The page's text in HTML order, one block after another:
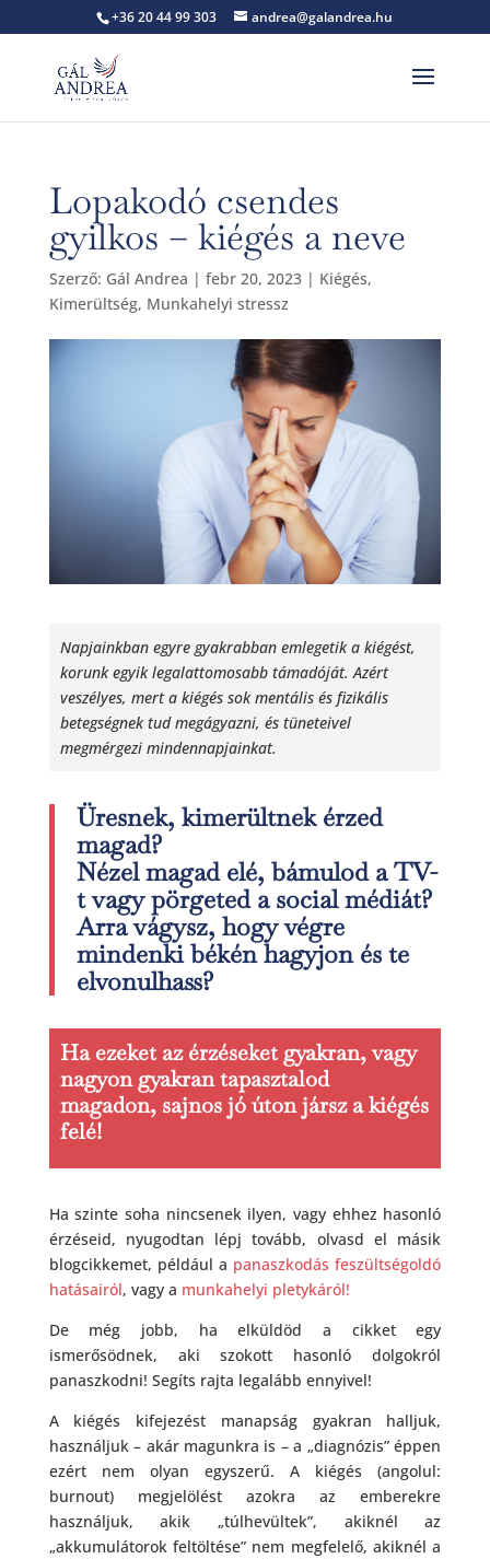
+36 20 44 99 303 andrea@galandrea.hu
Lopakodó csendes
gyilkos – kiégés a neve
Szerző: Gál Andrea | febr 20, 2023| Kiégés,
Kimerültség, Munkahelyi stressz
Napjainkban egyre gyakrabban emlegetik a kiégést,
korunk egyik legalattomosabb támadóját. Azért
veszélyes, mert a kiégés sok mentális és fizikális
betegségnek tud megágyazni, és tüneteivel
megmérgezi mindennapjainkat.
Üresnek, kimerültnek érzed
magad?
Nézel magad elé, bámulod a TV-
t vagy pörgeted a social médiát?
Arra vágysz, hogy végre
mindenki békén hagyjon és te
elvonulhass?
Ha ezeket az érzéseket gyakran, vagy
nagyon gyakran tapasztalod
magadon, sajnos jó úton jársz a kiégés
felé!
Ha szinte soha nincsenek ilyen, vagy ehhez hasonló
érzéseid, nyugodtan lépj tovább, olvasd el másik
blogcikkemet, például a panaszkodás feszültségoldó
hatásairól, vagy a munkahelyi pletykáról!
De még jobb, ha elküldöd a cikket egy
ismerősödnek, aki szokott hasonló dolgokról
panaszkodni! Segíts rajta legalább ennyivel!
A kiégés kifejezést manapság gyakran halljuk,
használjuk – akár magunkra is – a „diagnózis” éppen
ezért nem olyan egyszerű. A kiégés (angolul:
burnout) megjelölést azokra az emberekre
használjuk, akik „túlhevültek”, akiknél az
„akkumulátorok feltöltése” nem megfelelő, akiknél a